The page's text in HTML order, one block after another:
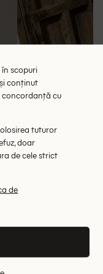
Rochie lunga
de
scopuri
conținut
concordanță cu
tuturor
doar
de cele strict
de